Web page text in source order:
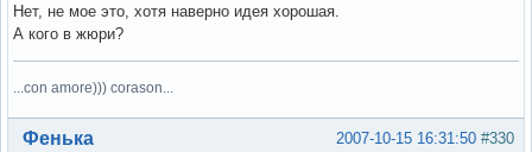
Нет, не мое это, хотя наверно идея хорошая.
А кого в жюри?
...con amore))) corason...
Вне форума #330
2007-10-15 16:31:50
Фенька